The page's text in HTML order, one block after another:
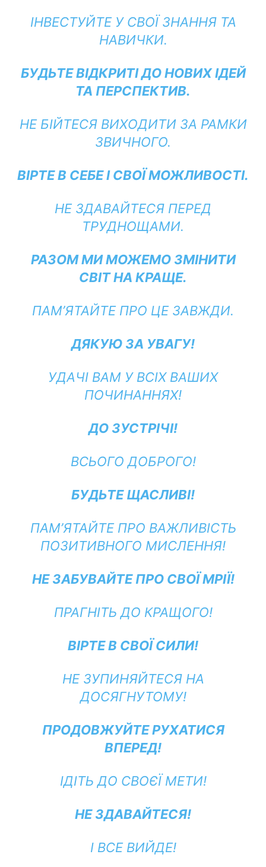
ІНВЕСТУЙТЕ У СВОЇ ЗНАННЯ ТА
НАВИЧКИ.
БУДЬТЕ ВІДКРИТІ ДО НОВИХ ІДЕЙ
ТА ПЕРСПЕКТИВ.
НЕ БІЙТЕСЯ ВИХОДИТИ ЗА РАМКИ
ЗВИЧНОГО.
ВІРТЕ В СЕБЕ І СВОЇ МОЖЛИВОСТІ.
НЕ ЗДАВАЙТЕСЯ ПЕРЕД
ТРУДНОЩАМИ.
РАЗОМ МИ МОЖЕМО ЗМІНИТИ
СВІТ НА КРАЩЕ.
ПАМ’ЯТАЙТЕ ПРО ЦЕ ЗАВЖДИ.
ДЯКУЮ ЗА УВАГУ!
УДАЧІ ВАМ У ВСІХ ВАШИХ
ПОЧИНАННЯХ!
ДО ЗУСТРІЧІ!
ВСЬОГО ДОБРОГО!
БУДЬТЕ ЩАСЛИВІ!
ПАМ’ЯТАЙТЕ ПРО ВАЖЛИВІСТЬ
ПОЗИТИВНОГО МИСЛЕННЯ!
НЕ ЗАБУВАЙТЕ ПРО СВОЇ МРІЇ!
ПРАГНІТЬ ДО КРАЩОГО!
ВІРТЕ В СВОЇ СИЛИ!
НЕ ЗУПИНЯЙТЕСЯ НА
ДОСЯГНУТОМУ!
ПРОДОВЖУЙТЕ РУХАТИСЯ
ВПЕРЕД!
ІДІТЬ ДО СВОЄЇ МЕТИ!
НЕ ЗДАВАЙТЕСЯ!
І ВСЕ ВИЙДЕ!